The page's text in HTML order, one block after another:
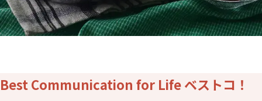
Best Communication for Life ベストコ！